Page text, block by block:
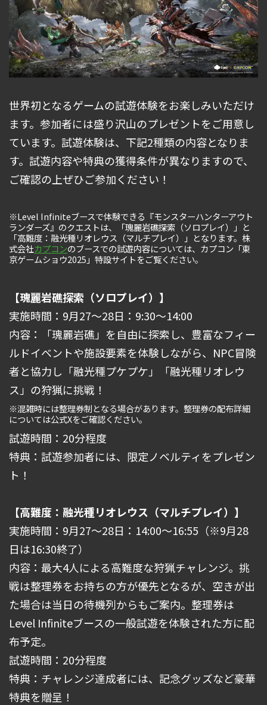
世界初となるゲームの試遊体験をお楽しみいただけ
ます。参加者には盛り沢山のプレゼントをご用意し
ています。試遊体験は、下記2種類の内容となりま
す。試遊内容や特典の獲得条件が異なりますので、
ご確認の上ぜひご参加ください！
※Level Infiniteブースで体験できる『モンスターハンターアウト
ランダーズ』のクエストは、「瑰麗岩礁探索（ソロプレイ）」と
「高難度：融光種リオレウス（マルチプレイ）」となります。株
式会社カプコンのブースでの試遊内容については、カプコン「東
京ゲームショウ2025」特設サイトをご覧ください。
【瑰麗岩礁探索（ソロプレイ）】
実施時間：9月27～28日：9:30～14:00
内容：「瑰麗岩礁」を自由に探索し、豊富なフィー
ルドイベントや施設要素を体験しながら、NPC冒険
者と協力し「融光種プケプケ」「融光種リオレウ
ス」の狩猟に挑戦！
※混雑時には整理券制となる場合があります。整理券の配布詳細
については公式Xをご確認ください。
試遊時間：20分程度
特典：試遊参加者には、限定ノベルティをプレゼン
ト！
【高難度：融光種リオレウス（マルチプレイ）】
実施時間：9月27～28日：14:00～16:55（※9月28
日は16:30終了）
内容：最大4人による高難度な狩猟チャレンジ。挑
戦は整理券をお持ちの方が優先となるが、空きが出
た場合は当日の待機列からもご案内。整理券は
Level Infiniteブースの一般試遊を体験された方に配
布予定。
試遊時間：20分程度
特典：チャレンジ達成者には、記念グッズなど豪華
特典を贈呈！